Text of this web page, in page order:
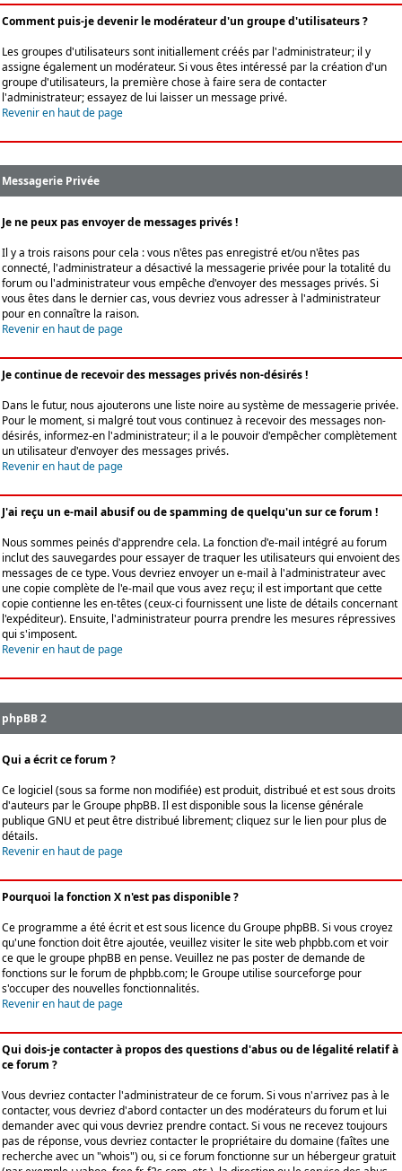
Comment puis-je devenir le modérateur d'un groupe d'utilisateurs ?
Les groupes d'utilisateurs sont initiallement créés par l'administrateur; il y
assigne également un modérateur. Si vous êtes intéressé par la création d'un
groupe d'utilisateurs, la première chose à faire sera de contacter
l'administrateur; essayez de lui laisser un message privé.
Revenir en haut de page
Messagerie Privée
Je ne peux pas envoyer de messages privés !
Il y a trois raisons pour cela : vous n'êtes pas enregistré et/ou n'êtes pas
connecté, l'administrateur a désactivé la messagerie privée pour la totalité du
forum ou l'administrateur vous empêche d'envoyer des messages privés. Si
vous êtes dans le dernier cas, vous devriez vous adresser à l'administrateur
pour en connaître la raison.
Revenir en haut de page
Je continue de recevoir des messages privés non-désirés !
Dans le futur, nous ajouterons une liste noire au système de messagerie privée.
Pour le moment, si malgré tout vous continuez à recevoir des messages non-
désirés, informez-en l'administrateur; il a le pouvoir d'empêcher complètement
un utilisateur d'envoyer des messages privés.
Revenir en haut de page
J'ai reçu un e-mail abusif ou de spamming de quelqu'un sur ce forum !
Nous sommes peinés d'apprendre cela. La fonction d'e-mail intégré au forum
inclut des sauvegardes pour essayer de traquer les utilisateurs qui envoient des
messages de ce type. Vous devriez envoyer un e-mail à l'administrateur avec
une copie complète de l'e-mail que vous avez reçu; il est important que cette
copie contienne les en-têtes (ceux-ci fournissent une liste de détails concernant
l'expéditeur). Ensuite, l'administrateur pourra prendre les mesures répressives
qui s'imposent.
Revenir en haut de page
phpBB 2
Qui a écrit ce forum ?
Ce logiciel (sous sa forme non modifiée) est produit, distribué et est sous droits
d'auteurs par leGroupe phpBB. Il est disponible sous la license générale
publique GNU et peut être distribué librement; cliquez sur le lien pour plus de
détails.
Revenir en haut de page
Pourquoi la fonction X n'est pas disponible ?
Ce programme a été écrit et est sous licence du Groupe phpBB. Si vous croyez
qu'une fonction doit être ajoutée, veuillez visiter le site web phpbb.com et voir
ce que le groupe phpBB en pense. Veuillez ne pas poster de demande de
fonctions sur le forum de phpbb.com; le Groupe utilise sourceforge pour
s'occuper des nouvelles fonctionnalités.
Revenir en haut de page
Qui dois-je contacter à propos des questions d'abus ou de légalité relatif à
ce forum ?
Vous devriez contacter l'administrateur de ce forum. Si vous n'arrivez pas à le
contacter, vous devriez d'abord contacter un des modérateurs du forum et lui
demander avec qui vous devriez prendre contact. Si vous ne recevez toujours
pas de réponse, vous devriez contacter le propriétaire du domaine (faîtes une
recherche avec un "whois") ou, si ce forum fonctionne sur un hébergeur gratuit